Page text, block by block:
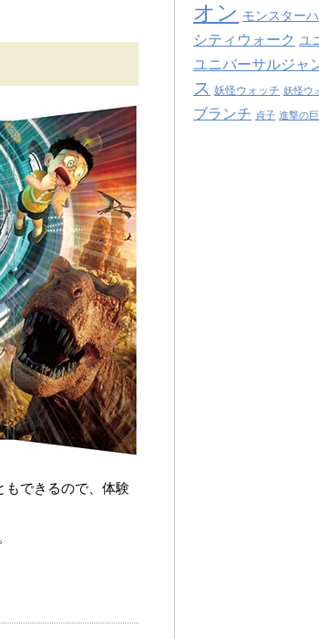
もできるので、体験
オン モンスター
シティウォーク ユ
ユニバーサルジャ
ス 妖怪ウォッチ 妖怪ウ
ブランチ 貞子 進撃の巨